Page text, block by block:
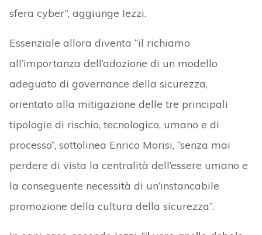
sfera cyber”, aggiunge Iezzi.
Essenziale allora diventa “il richiamo
all’importanza dell’adozione di un modello
adeguato di governance della sicurezza,
orientato alla mitigazione delle tre principali
tipologie di rischio, tecnologico, umano e di
processo”, sottolinea Enrico Morisi, “senza mai
perdere di vista la centralità dell’essere umano e
la conseguente necessità di un’instancabile
promozione della cultura della sicurezza”.